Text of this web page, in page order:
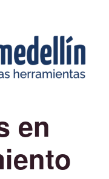
en